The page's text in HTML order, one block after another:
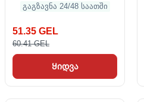
გაგზავნა 24/48 საათში
51.35 GEL
60.41 GEL
Ყიდვა